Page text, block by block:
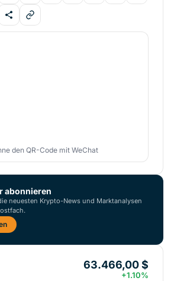
den QR-Code mit WeChat
abonnieren
neuesten Krypto-News und Marktanalysen
63.466,00 $
+1.10%